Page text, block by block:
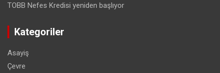
TOBB Nefes Kredisi yeniden başlıyor
Kategoriler
Asayiş
Çevre